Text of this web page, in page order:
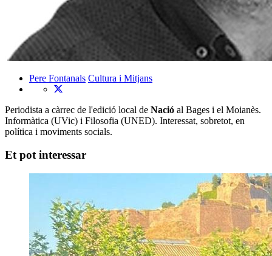
Pere Fontanals Cultura i Mitjans
Periodista a càrrec de l'edició local de Nació al Bages i el Moianès.
Informàtica (UVic) i Filosofia (UNED). Interessat, sobretot, en
política i moviments socials.
Et pot interessar